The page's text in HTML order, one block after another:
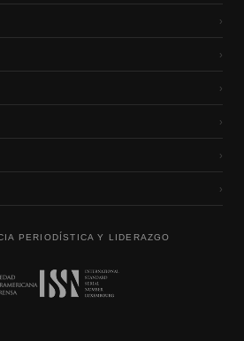
›
›
›
›
›
›
PERIODÍSTICA Y LIDERAZGO